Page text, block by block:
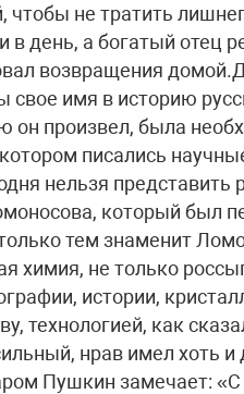
чтобы не тратить
день, а богатый отец
возвращения
свое имя в историю
он произвел, была
писались
нельзя представить
который был
тем знаменит
химия, не только
истории,
технологией, как
нрав имел хоть
Пушкин замечает: